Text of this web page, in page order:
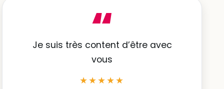
“
Je suis très content d’être avec
vous
★★★★★